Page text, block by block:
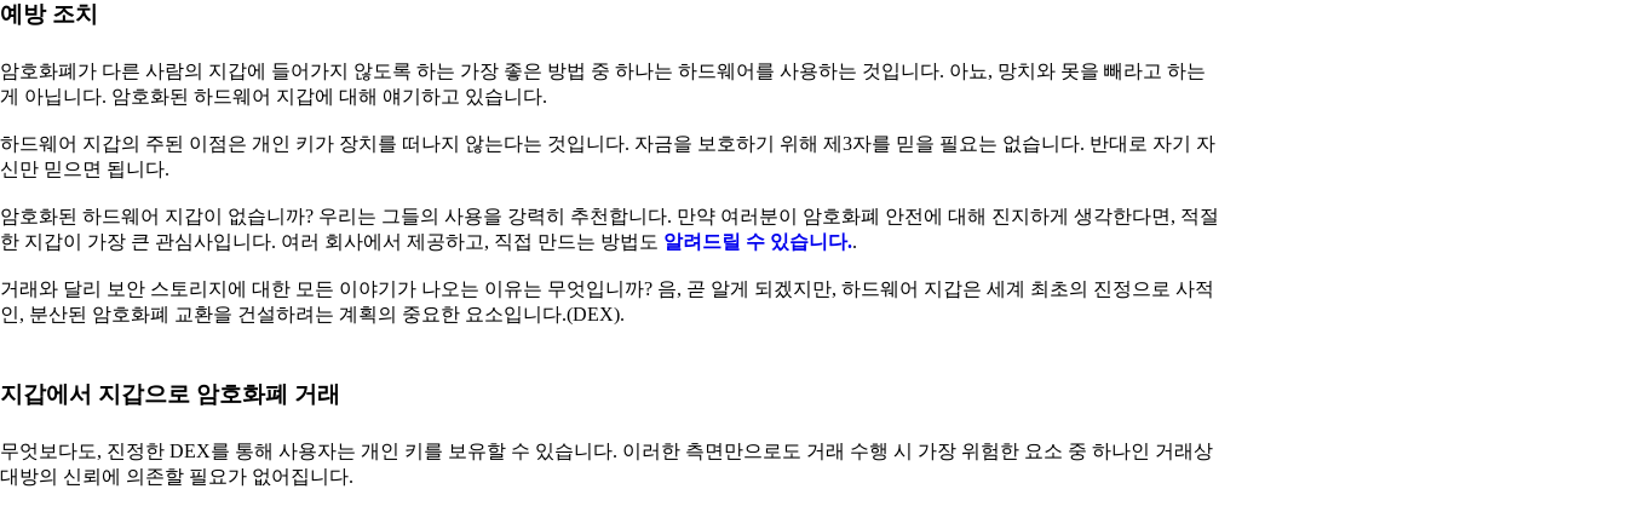
예방 조치
암호화폐가 다른 사람의 지갑에 들어가지 않도록 하는 가장 좋은 방법 중 하나는 하드웨어를 사용하는 것입니다. 아뇨, 망치와 못을 빼라고 하는
게 아닙니다. 암호화된 하드웨어 지갑에 대해 얘기하고 있습니다.
하드웨어 지갑의 주된 이점은 개인 키가 장치를 떠나지 않는다는 것입니다. 자금을 보호하기 위해 제3자를 믿을 필요는 없습니다. 반대로 자기 자
신만 믿으면 됩니다.
암호화된 하드웨어 지갑이 없습니까? 우리는 그들의 사용을 강력히 추천합니다. 만약 여러분이 암호화폐 안전에 대해 진지하게 생각한다면, 적절
한 지갑이 가장 큰 관심사입니다. 여러 회사에서 제공하고, 직접 만드는 방법도 알려드릴 수 있습니다..
거래와 달리 보안 스토리지에 대한 모든 이야기가 나오는 이유는 무엇입니까? 음, 곧 알게 되겠지만, 하드웨어 지갑은 세계 최초의 진정으로 사적
인, 분산된 암호화폐 교환을 건설하려는 계획의 중요한 요소입니다.(DEX).
지갑에서 지갑으로 암호화폐 거래
무엇보다도, 진정한 DEX를 통해 사용자는 개인 키를 보유할 수 있습니다. 이러한 측면만으로도 거래 수행 시 가장 위험한 요소 중 하나인 거래상
대방의 신뢰에 의존할 필요가 없어집니다.